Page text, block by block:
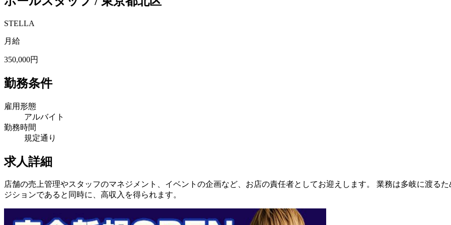
STELLA
月給
350,000円
勤務条件
雇用形態
アルバイト
勤務時間
規定通り
求人詳細
店舗の売上管理やスタッフのマネジメント、イベントの企画など、お店の責任者としてお迎えします。 業務は多岐に渡る
ジションであると同時に、高収入を得られます。